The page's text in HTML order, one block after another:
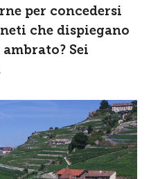
per concedersi
che dispiegano
Sei